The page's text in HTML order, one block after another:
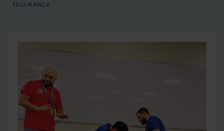
SEGURANÇA